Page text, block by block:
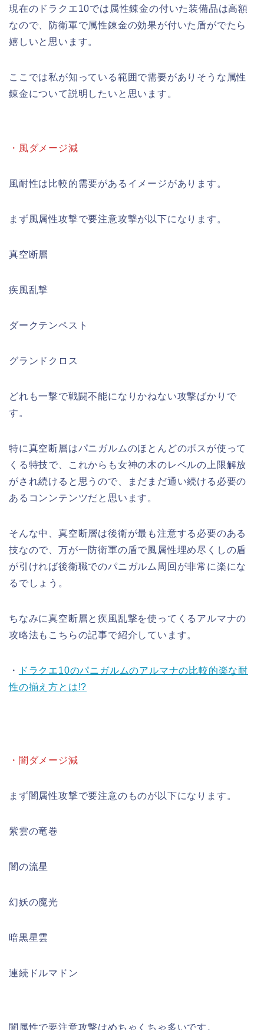
現在のドラクエ10では属性錬金の付いた装備品は高額
なので、防衛軍で属性錬金の効果が付いた盾がでたら
嬉しいと思います。
ここでは私が知っている範囲で需要がありそうな属性
錬金について説明したいと思います。
・風ダメージ減
風耐性は比較的需要があるイメージがあります。
まず風属性攻撃で要注意攻撃が以下になります。
真空断層
疾風乱撃
ダークテンペスト
グランドクロス
どれも一撃で戦闘不能になりかねない攻撃ばかりで
す。
特に真空断層はパニガルムのほとんどのボスが使って
くる特技で、これからも女神の木のレベルの上限解放
がされ続けると思うので、まだまだ通い続ける必要の
あるコンンテンツだと思います。
そんな中、真空断層は後衛が最も注意する必要のある
技なので、万が一防衛軍の盾で風属性埋め尽くしの盾
が引ければ後衛職でのパニガルム周回が非常に楽にな
るでしょう。
ちなみに真空断層と疾風乱撃を使ってくるアルマナの
攻略法もこちらの記事で紹介しています。
・
ドラクエ10のパニガルムのアルマナの比較的楽な耐
性の揃え方とは!?
・闇ダメージ減
まず闇属性攻撃で要注意のものが以下になります。
紫雲の竜巻
闇の流星
幻妖の魔光
暗黒星雲
連続ドルマドン
闇属性で要注意攻撃はめちゃくちゃ多いです。